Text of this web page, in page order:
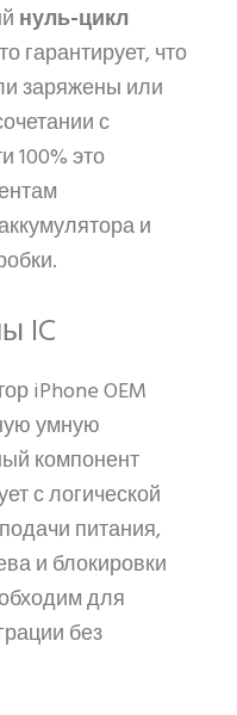
нуль-цикл
гарантирует, что
заряжены или
с
100% это
и
IC
iPhone OEM
умную
компонент
с логической
питания,
и блокировки
для
без